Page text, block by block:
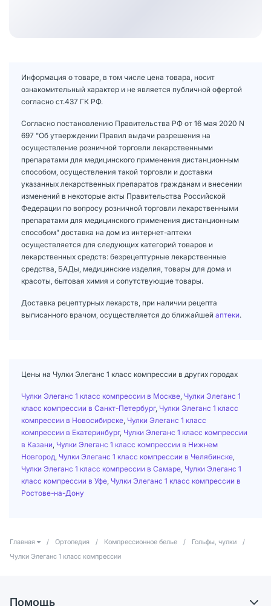
Информация о товаре, в том числе цена товара, носит
ознакомительный характер и не является публичной офертой
согласно ст.437 ГК РФ.
Согласно постановлению Правительства РФ от 16 мая 2020 N
697 "Об утверждении Правил выдачи разрешения на
осуществление розничной торговли лекарственными
препаратами для медицинского применения дистанционным
способом, осуществления такой торговли и доставки
указанных лекарственных препаратов гражданам и внесении
изменений в некоторые акты Правительства Российской
Федерации по вопросу розничной торговли лекарственными
препаратами для медицинского применения дистанционным
способом" доставка на дом из интернет-аптеки
осуществляется для следующих категорий товаров и
лекарственных средств: безрецептурные лекарственные
средства, БАДы, медицинские изделия, товары для дома и
красоты, бытовая химия и сопутствующие товары.
Доставка рецептурных лекарств, при наличии рецепта
выписанного врачом, осуществляется до ближайшей аптеки.
Цены на Чулки Элеганс 1 класс компрессии в других городах
Чулки Элеганс 1 класс компрессии в Москве, Чулки Элеганс 1
класс компрессии в Санкт-Петербург, Чулки Элеганс 1 класс
компрессии в Новосибирске, Чулки Элеганс 1 класс
компрессии в Екатеринбург, Чулки Элеганс 1 класс компрессии
в Казани, Чулки Элеганс 1 класс компрессии в Нижнем
Новгород, Чулки Элеганс 1 класс компрессии в Челябинске,
Чулки Элеганс 1 класс компрессии в Самаре, Чулки Элеганс 1
класс компрессии в Уфе, Чулки Элеганс 1 класс компрессии в
Ростове-на-Дону
Главная / Ортопедия / Компрессионное белье / Гольфы, чулки
/
Чулки Элеганс 1 класс компрессии
Помощь